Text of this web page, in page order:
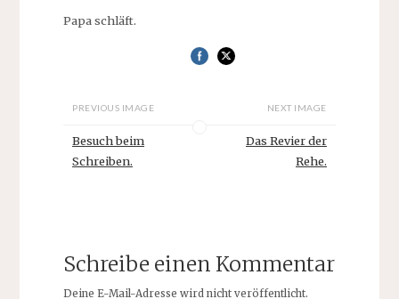
Papa schläft.
PREVIOUS IMAGE
Besuch beim
Schreiben.
NEXT IMAGE
Das Revier der
Rehe.
Schreibe einen Kommentar
Deine E-Mail-Adresse wird nicht veröffentlicht.